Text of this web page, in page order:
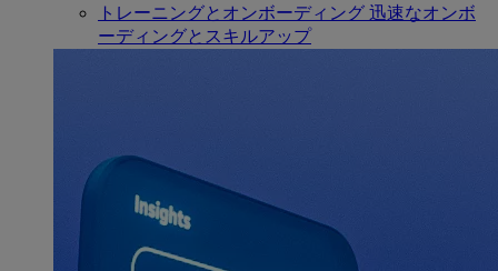
トレーニングとオンボーディング 迅速なオンボ
ーディングとスキルアップ